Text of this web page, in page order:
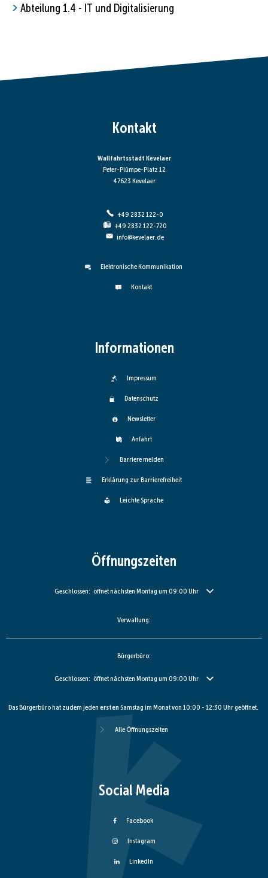
Abteilung 1.4 - IT und Digitalisierung
Kontakt
Wallfahrtsstadt Kevelaer
Peter-Plümpe-Platz 12
47623 Kevelaer
+49 2832 122-0
+49 2832 122-720
info@kevelaer.de
Elektronische Kommunikation
Kontakt
Informationen
Impressum
Datenschutz
Newsletter
Anfahrt
Barriere melden
Erklärung zur Barrierefreiheit
Leichte Sprache
Öffnungszeiten
Klicken, um weitere Öffnungs- oder Schließzeiten auszublenden
Geschlossen: öffnet nächsten Montag um 09:00 Uhr
Verwaltung:
Bürgerbüro:
Klicken, um weitere Öffnungs- oder Schließzeiten auszublenden
Geschlossen: öffnet nächsten Montag um 09:00 Uhr
Das Bürgerbüro hat zudem jeden ersten Samstag im Monat von 10:00 - 12:30 Uhr geöffnet.
Alle Öffnungszeiten
Social Media
Facebook
Instagram
LinkedIn